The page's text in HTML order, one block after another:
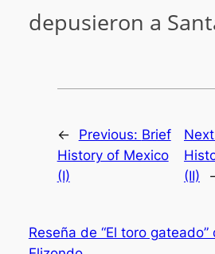
depusieron a
← Previous: Brief
History of Mexico
(I)
(II)
Reseña de “El toro